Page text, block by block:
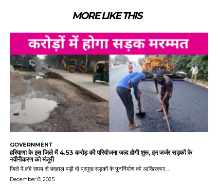
MORE LIKE THIS
GOVERNMENT
हरियाणा के इस जिले में 4.53 करोड़ की परियोजना जल्द होगी शुरू, इन जर्जर सड़कों के
नवीनीकरण को मंजूरी
जिले में लंबे समय से बदहाल पड़ी दो प्रमुख सड़कों के पुनर्निर्माण को आखिरकार...
December 8, 2025